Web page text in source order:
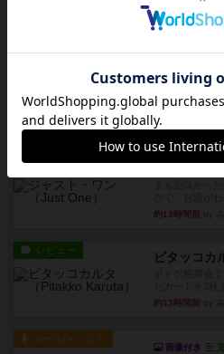
かれたダイス。
ハゲタカの
超有名なゲー
から15までの
約13時間前
レビュー
約13時間前
レビュー ピタッコカ
約13時間前
ルール/インスト
画像付き